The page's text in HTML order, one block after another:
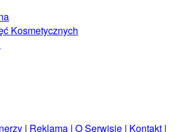
Kosmetycznych
| Reklama | O Serwisie | Kontakt |